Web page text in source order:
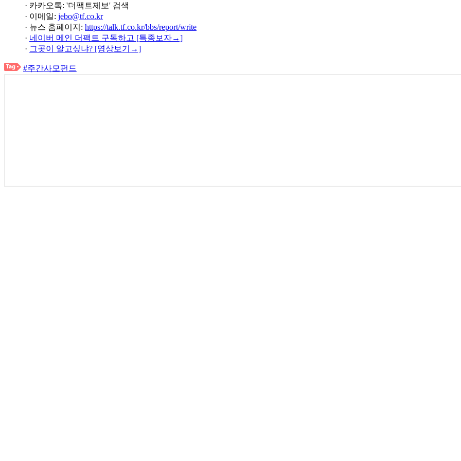
· 카카오톡: '더팩트제보' 검색
· 이메일: jebo@tf.co.kr
· 뉴스 홈페이지: https://talk.tf.co.kr/bbs/report/write
· 네이버 메인 더팩트 구독하고 [특종보자→]
· 그곳이 알고싶냐? [영상보기→]
#주간사모펀드